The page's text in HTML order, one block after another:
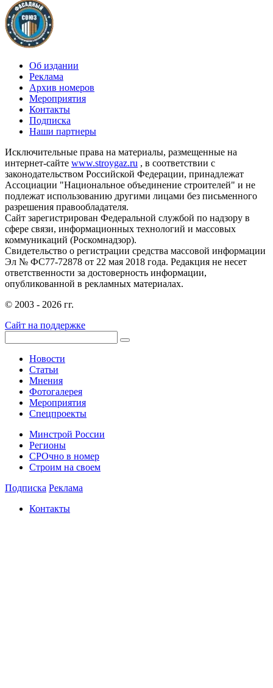
Об издании
Реклама
Архив номеров
Мероприятия
Контакты
Подписка
Наши партнеры
Исключительные права на материалы, размещенные на
интернет-сайте www.stroygaz.ru , в соответствии с
законодательством Российской Федерации, принадлежат
Ассоциации "Национальное объединение строителей" и не
подлежат использованию другими лицами без письменного
разрешения правообладателя.
Сайт зарегистрирован Федеральной службой по надзору в
сфере связи, информационных технологий и массовых
коммуникаций (Роскомнадзор).
Свидетельство о регистрации средства массовой информации
Эл № ФС77-72878 от 22 мая 2018 года. Редакция не несет
ответственности за достоверность информации,
опубликованной в рекламных материалах.
© 2003 - 2026 гг.
Сайт на поддержке
Новости
Статьи
Мнения
Фотогалерея
Мероприятия
Спецпроекты
Минстрой России
Регионы
СРОчно в номер
Строим на своем
Подписка Реклама
Контакты